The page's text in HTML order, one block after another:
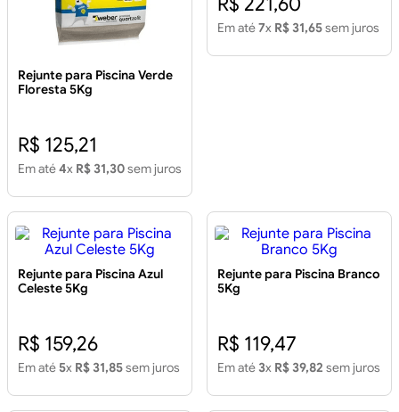
Rejunte para Piscina Verde
Floresta 5Kg
R$ 125,21
Em até4x R$ 31,30sem juros
Em até7x R$ 31,65sem juros
Rejunte para Piscina Azul
Celeste 5Kg
R$ 159,26
Em até 5x R$ 31,85sem juros
Rejunte para Piscina Branco
5Kg
R$ 119,47
Em até 3x R$ 39,82 sem juros